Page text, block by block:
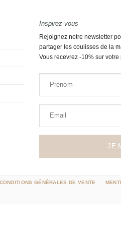
Inspirez-vous
Rejoignez notre newsletter
partager les coulisses de la
Vous recevrez -10% sur
Prénom
Email
JE
CONDITIONS GÉNÉRALES DE VENTE